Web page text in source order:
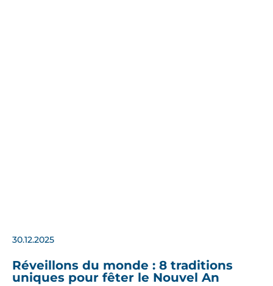
30.12.2025
Réveillons du monde : 8 traditions
uniques pour fêter le Nouvel An